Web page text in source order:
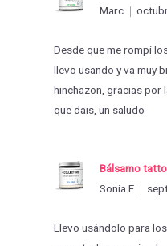
Marc
Desde que me rompi
llevo usando y va muy
hinchazon, gracias por
que dais, un saludo
Bálsamo
Sonia F
Llevo usándolo para